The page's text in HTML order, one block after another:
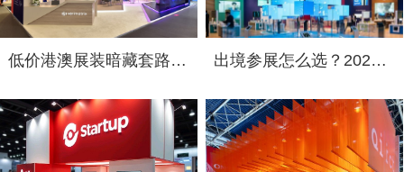
低价港澳展装暗藏套路！2026 跨境展览设计：通关额外花费避雷指南 出境参展怎么选？2026 海外展台设计搭建公司综合实力盘点